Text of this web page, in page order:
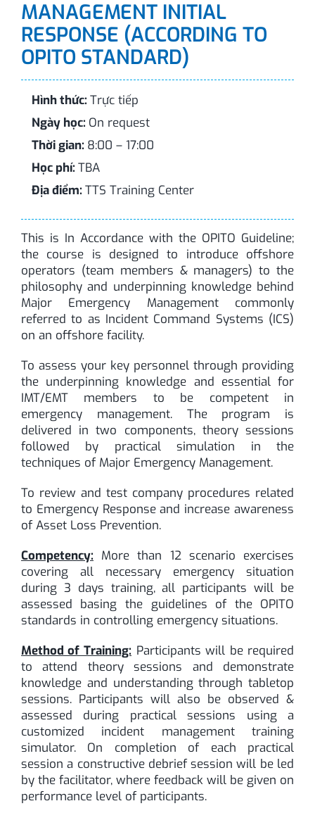
Liên hệ
MANAGEMENT INITIAL
RESPONSE (ACCORDING TO
OPITO STANDARD)
Hình thức: Trực tiếp
Ngày học: On request
Thời gian: 8:00 – 17:00
Học phí: TBA
Địa điểm: TTS Training Center
This is In Accordance with the OPITO Guideline;
the course is designed to introduce offshore
operators (team members & managers) to the
philosophy and underpinning knowledge behind
Major Emergency Management commonly
referred to as Incident Command Systems (ICS)
on an offshore facility.
To assess your key personnel through providing
the underpinning knowledge and essential for
IMT/EMT members to be competent in
emergency management. The program is
delivered in two components, theory sessions
followed by practical simulation in the
techniques of Major Emergency Management.
To review and test company procedures related
to Emergency Response and increase awareness
of Asset Loss Prevention.
Competency: More than 12 scenario exercises
covering all necessary emergency situation
during 3 days training, all participants will be
assessed basing the guidelines of the OPITO
standards in controlling emergency situations.
Method of Training: Participants will be required
to attend theory sessions and demonstrate
knowledge and understanding through tabletop
sessions. Participants will also be observed &
assessed during practical sessions using a
customized incident management training
simulator. On completion of each practical
session a constructive debrief session will be led
by the facilitator, where feedback will be given on
performance level of participants.